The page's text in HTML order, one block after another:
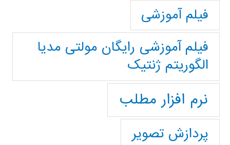
فیلم آموزشی
فیلم آموزشی رایگان مولتی مدیا
الگوریتم ژنتیک
نرم افزار مطلب
پردازش تصویر